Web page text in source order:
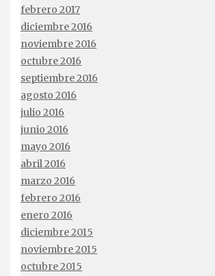
febrero 2017
diciembre 2016
noviembre 2016
octubre 2016
septiembre 2016
agosto 2016
julio 2016
junio 2016
mayo 2016
abril 2016
marzo 2016
febrero 2016
enero 2016
diciembre 2015
noviembre 2015
octubre 2015